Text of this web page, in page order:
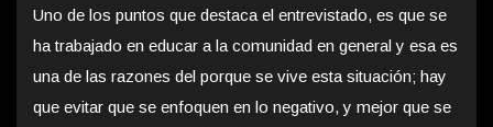
Uno de los puntos que destaca el entrevistado, es que se
ha trabajado en educar a la comunidad en general y esa es
una de las razones del porque se vive esta situación; hay
que evitar que se enfoquen en lo negativo, y mejor que se